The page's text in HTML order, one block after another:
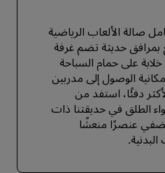
صالة الألعاب الرياضية
بمرافق حديثة تضم غرفة
على حمام السباحة
الوصول إلى مدربين
دفئًا، استفد من
الطلق في حديقتنا ذات
يضفي عنصرًا منعشًا